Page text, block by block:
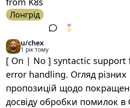
Лонгрід
🎖️
u/chex
1 рік тому
[ On | No ] syntactic support
error handling. Огляд різних
пропозицій щодо
досвіду обробки помилок в